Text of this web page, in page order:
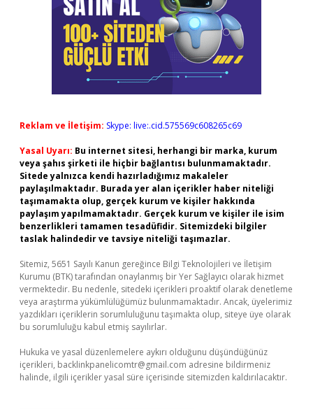
Reklam ve İletişim: Skype: live:.cid.575569c608265c69
Yasal Uyarı: Bu internet sitesi, herhangi bir marka, kurum
veya şahıs şirketi ile hiçbir bağlantısı bulunmamaktadır.
Sitede yalnızca kendi hazırladığımız makaleler
paylaşılmaktadır. Burada yer alan içerikler haber niteliği
taşımamakta olup, gerçek kurum ve kişiler hakkında
paylaşım yapılmamaktadır. Gerçek kurum ve kişiler ile isim
benzerlikleri tamamen tesadüfidir. Sitemizdeki bilgiler
taslak halindedir ve tavsiye niteliği taşımazlar.
Sitemiz, 5651 Sayılı Kanun gereğince Bilgi Teknolojileri ve İletişim
Kurumu (BTK) tarafından onaylanmış bir Yer Sağlayıcı olarak hizmet
vermektedir. Bu nedenle, sitedeki içerikleri proaktif olarak denetleme
veya araştırma yükümlülüğümüz bulunmamaktadır. Ancak, üyelerimiz
yazdıkları içeriklerin sorumluluğunu taşımakta olup, siteye üye olarak
bu sorumluluğu kabul etmiş sayılırlar.
Hukuka ve yasal düzenlemelere aykırı olduğunu düşündüğünüz
içerikleri, backlinkpanelicomtr@gmail.com adresine bildirmeniz
halinde, ilgili içerikler yasal süre içerisinde sitemizden kaldırılacaktır.